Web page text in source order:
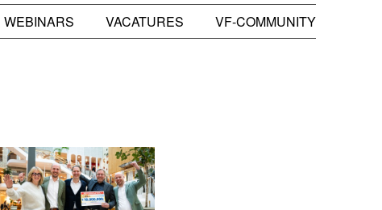
VACATURES VF-COMMUNITY